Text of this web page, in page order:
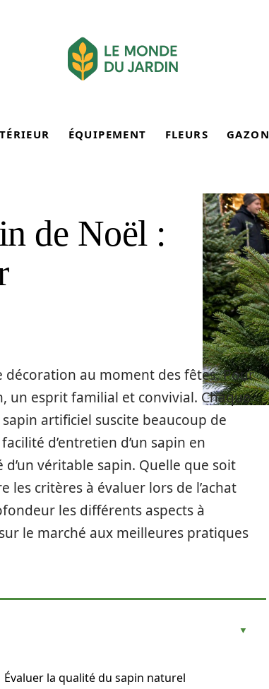
ÉQUIPEMENT FLEURS GAZON
de Noël :
décoration au moment des fêtes. Pour
un esprit familial et convivial. Chaque
artificiel suscite beaucoup de
d’entretien d’un sapin en
véritable sapin. Quelle que soit
critères à évaluer lors de l’achat
les différents aspects à
le marché aux meilleures pratiques
Évaluer la qualité du sapin naturel